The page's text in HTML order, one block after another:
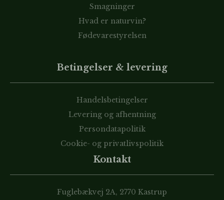
Smagninger
Hvad er naturvin?
Fødevarestyrelsen
Betingelser & levering
Handelsbetingelser
Levering og afhentning
Persondatapolitik
Cookie- og privatlivspolitik
Kontakt
Fuglebækvej 2A, 2770 Kastrup